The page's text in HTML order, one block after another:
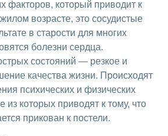
факторов, который приводит к
возрасте, это сосудистые
в старости для многих
болезни сердца.
состояний — резкое и
качества жизни. Происходят
психических и физических
из которых приводят к тому, что
прикован к постели.